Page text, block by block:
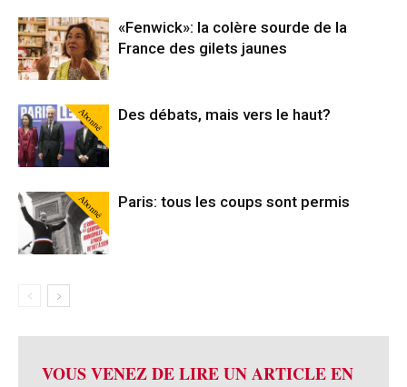
«Fenwick»: la colère sourde de la
France des gilets jaunes
Abonné Des débats, mais vers le haut?
Abonné Paris: tous les coups sont permis
VOUS VENEZ DE LIRE UN ARTICLE EN